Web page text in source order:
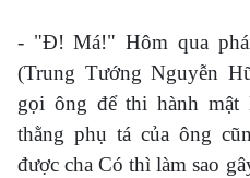
- "Đ! Má!" Hôm qua
(Trung Tướng Nguyễn
gọi ông để thi hành mật
thằng phụ tá của ông
được cha Có thì làm sao